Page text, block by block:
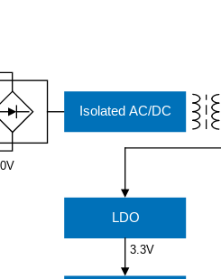
Isolated AC/DC
LDO
3.3V